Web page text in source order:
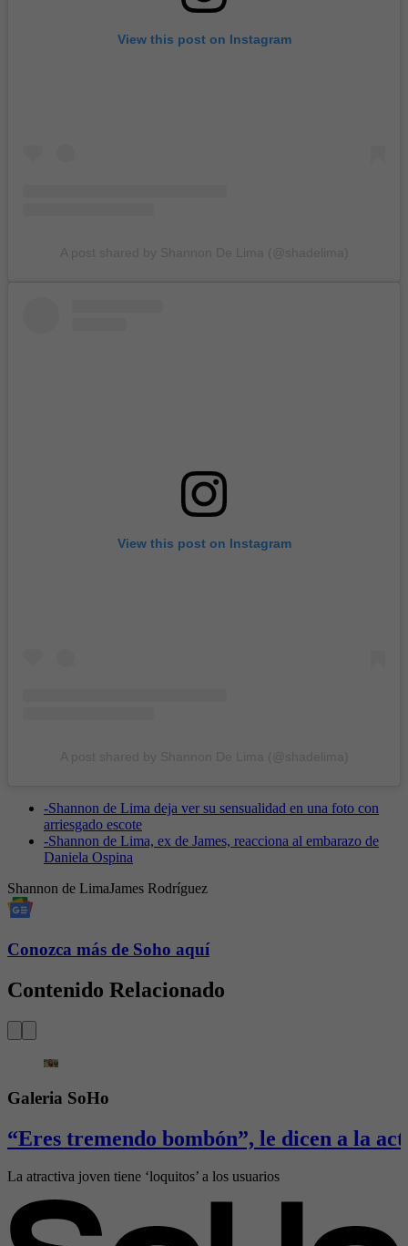
View this post on Instagram
View this post on Instagram
-Shannon de Lima deja ver su sensualidad en una foto con
arriesgado escote
-Shannon de Lima, ex de James, reacciona al embarazo de
Daniela Ospina
Shannon de LimaJames Rodríguez
Conozca más de Soho aquí
Contenido Relacionado
Galeria SoHo
“Eres tremendo bombón”, le dicen a la
La atractiva joven tiene ‘loquitos’ a los usuarios